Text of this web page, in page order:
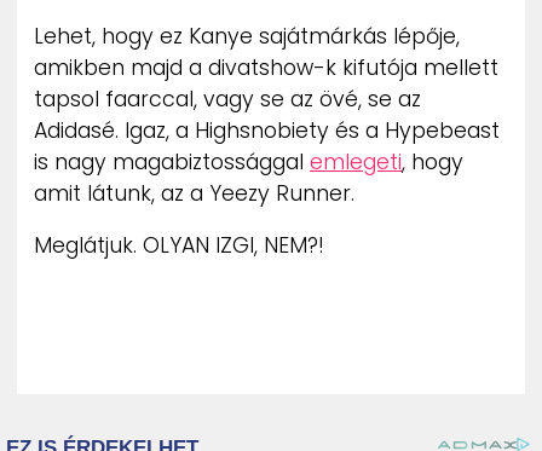
Lehet, hogy ez Kanye sajátmárkás lépője,
amikben majd a divatshow-k kifutója mellett
tapsol faarccal, vagy se az övé, se az
Adidasé. Igaz, a Highsnobiety és a Hypebeast
is nagy magabiztossággal emlegeti, hogy
amit látunk, az a Yeezy Runner.
Meglátjuk. OLYAN IZGI, NEM?!